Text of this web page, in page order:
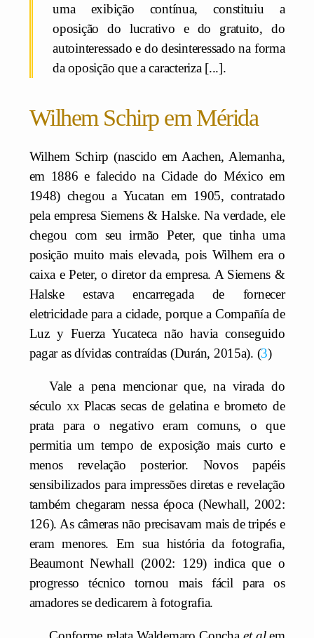
uma exibição contínua, constituiu a
oposição do lucrativo e do gratuito, do
autointeressado e do desinteressado na forma
da oposição que a caracteriza [...].
Wilhem Schirp em Mérida
Wilhem Schirp (nascido em Aachen, Alemanha,
em 1886 e falecido na Cidade do México em
1948) chegou a Yucatan em 1905, contratado
pela empresa Siemens & Halske. Na verdade, ele
chegou com seu irmão Peter, que tinha uma
posição muito mais elevada, pois Wilhem era o
caixa e Peter, o diretor da empresa. A Siemens &
Halske estava encarregada de fornecer
eletricidade para a cidade, porque a Compañía de
Luz y Fuerza Yucateca não havia conseguido
pagar as dívidas contraídas (Durán, 2015a). 3
Vale a pena mencionar que, na virada do
séculoxxPlacas secas de gelatina e brometo de
prata para o negativo eram comuns, o que
permitia um tempo de exposição mais curto e
menos revelação posterior. Novos papéis
sensibilizados para impressões diretas e revelação
também chegaram nessa época (Newhall, 2002:
126). As câmeras não precisavam mais de tripés e
eram menores. Em sua história da fotografia,
Beaumont Newhall (2002: 129) indica que o
progresso técnico tornou mais fácil para os
amadores se dedicarem à fotografia.